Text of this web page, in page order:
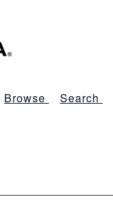
Browse Search